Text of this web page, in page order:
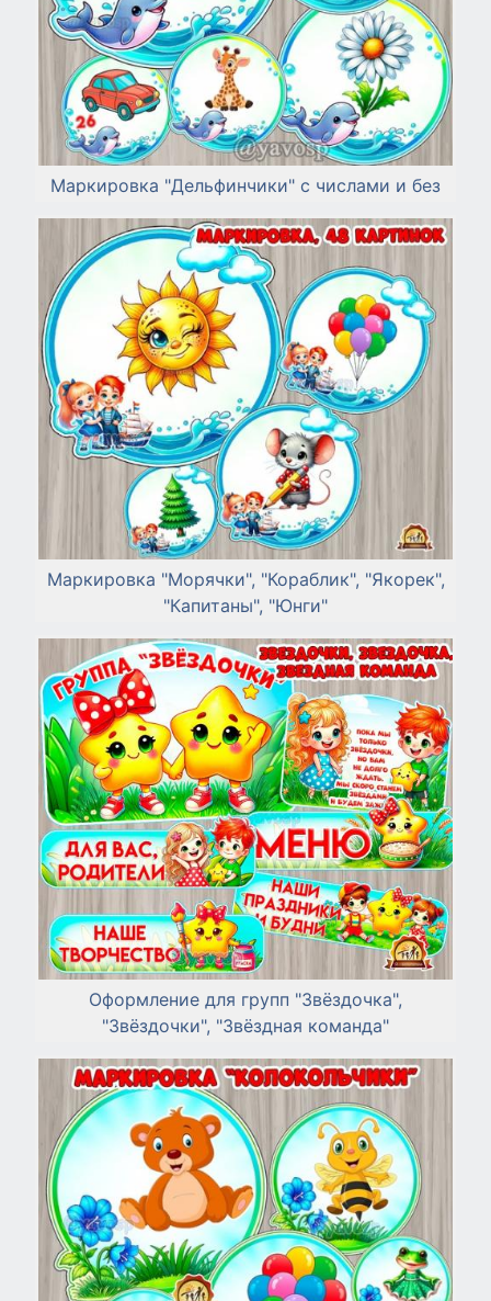
Маркировка "Дельфинчики" с числами и без
Маркировка "Морячки", "Кораблик", "Якорек",
"Капитаны", "Юнги"
Оформление для групп "Звёздочка",
"Звёздочки", "Звёздная команда"